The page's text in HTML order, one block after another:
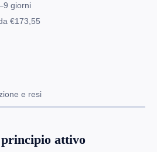
giorni
€173,55
e resi
attivo